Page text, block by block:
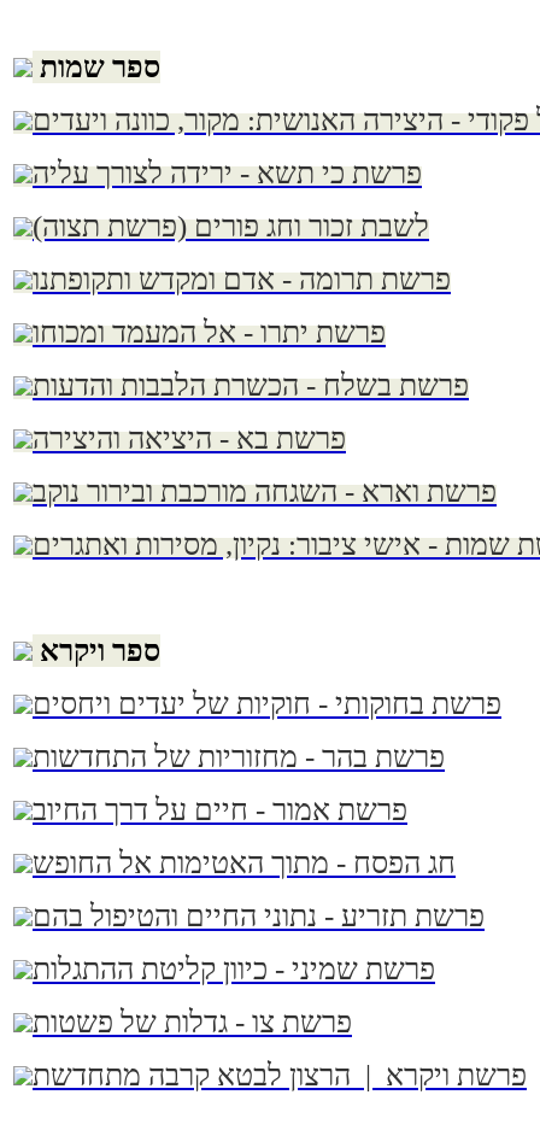
ספר שמות
- היצירה האנושית: מקור, כוונה ויעדים
פרשת כי תשא - ירידה לצורך עליה
לשבת זכור וחג פורים (פרשת תצוה)
פרשת תרומה - אדם ומקדש ותקופתנו
פרשת יתרו - אל המעמד ומכוחו
פרשת בשלח - הכשרת הלבבות והדעות
פרשת בא - היציאה והיצירה
פרשת וארא - השגחה מורכבת ובירור נוקב
שמות - אישי ציבור: נקיון, מסירות ואתגרים
ספר ויקרא
פרשת בחוקותי - חוקיות של יעדים ויחסים
פרשת בהר - מחזוריות של התחדשות
פרשת אמור - חיים על דרך החיוב
חג הפסח - מתוך האטימות אל החופש
פרשת תזריע - נתוני החיים והטיפול בהם
פרשת שמיני - כיוון קליטת ההתגלות
פרשת צו - גדלות של פשטות
פרשת ויקרא | הרצון לבטא קרבה מתחדשת